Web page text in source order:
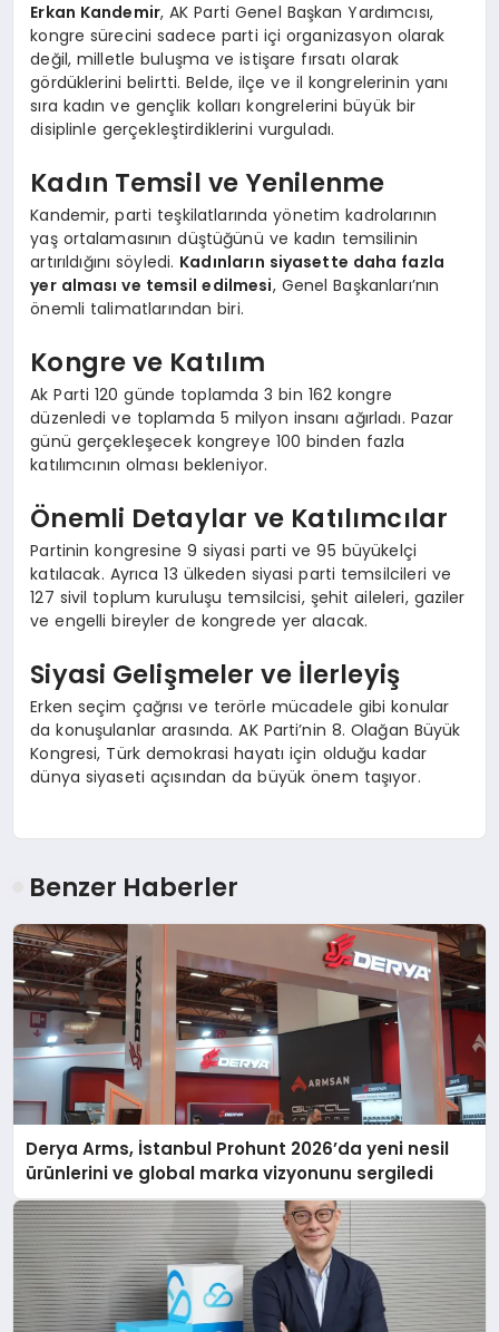
Erkan Kandemir, AK Parti Genel Başkan Yardımcısı,
kongre sürecini sadece parti içi organizasyon olarak
değil, milletle buluşma ve istişare fırsatı olarak
gördüklerini belirtti. Belde, ilçe ve il kongrelerinin yanı
sıra kadın ve gençlik kolları kongrelerini büyük bir
disiplinle gerçekleştirdiklerini vurguladı.
Kadın Temsil ve Yenilenme
Kandemir, parti teşkilatlarında yönetim kadrolarının
yaş ortalamasının düştüğünü ve kadın temsilinin
artırıldığını söyledi. Kadınların siyasette daha fazla
yer alması ve temsil edilmesi, Genel Başkanları’nın
önemli talimatlarından biri.
Kongre ve Katılım
Ak Parti 120 günde toplamda 3 bin 162 kongre
düzenledi ve toplamda 5 milyon insanı ağırladı. Pazar
günü gerçekleşecek kongreye 100 binden fazla
katılımcının olması bekleniyor.
Önemli Detaylar ve Katılımcılar
Partinin kongresine 9 siyasi parti ve 95 büyükelçi
katılacak. Ayrıca 13 ülkeden siyasi parti temsilcileri ve
127 sivil toplum kuruluşu temsilcisi, şehit aileleri, gaziler
ve engelli bireyler de kongrede yer alacak.
Siyasi Gelişmeler ve İlerleyiş
Erken seçim çağrısı ve terörle mücadele gibi konular
da konuşulanlar arasında. AK Parti’nin 8. Olağan Büyük
Kongresi, Türk demokrasi hayatı için olduğu kadar
dünya siyaseti açısından da büyük önem taşıyor.
Benzer Haberler
Derya Arms, İstanbul Prohunt 2026’da yeni nesil
ürünlerini ve global marka vizyonunu sergiledi